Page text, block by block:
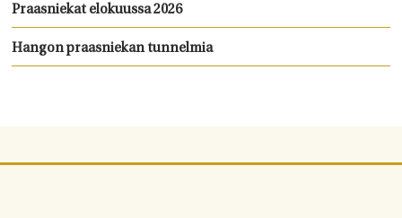
Praasniekat elokuussa 2026
Hangon praasniekan tunnelmia